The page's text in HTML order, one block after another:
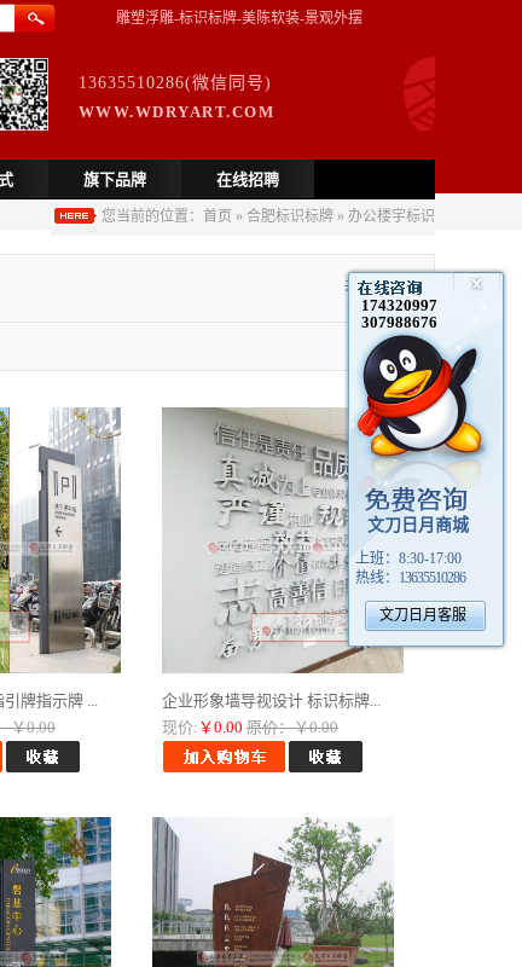
174320997
307988676
文刀日月商城
上班： 8:30-17:00
热线： 13635510286
文刀日月客服
雕塑浮雕-标识标牌-美陈软装-景观外摆
13635510286(微信同号)
WWW.WDRYART.COM
旗下品牌 在线招聘
您当前的位置： 首页 » 合肥标识标牌 » 办公楼宇标识
共13个商品
1/1
牌指示牌 ...
￥0.00
企业形象墙导视设计 标识标牌...
现价: ￥0.00 原价：￥0.00